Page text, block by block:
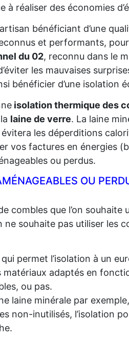
à réaliser des économies
bénéficiant d’une
et performants,
du 02, reconnu dans le
les mauvaises
bénéficier d’une isolation
isolation thermique des
laine de verre. La laine
les déperditions
vos factures en énergies
ou perdus.
OU
combles que l’on souhaite
ne souhaite pas utiliser les
qui permet l’isolation à un
adaptés en
ou pas.
laine minérale par
non-inutilisés, l’isolation